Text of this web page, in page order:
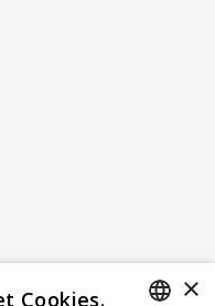
×
Cookies.